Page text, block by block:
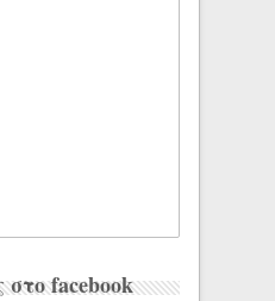
facebook